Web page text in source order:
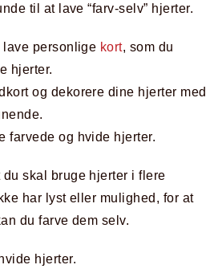
til at lave “farv-selv” hjerter.
personlige kort, som du
hjerter.
og dekorere dine hjerter med
farvede og hvide hjerter.
skal bruge hjerter i flere
har lyst eller mulighed, for at
du farve dem selv.
hjerter.